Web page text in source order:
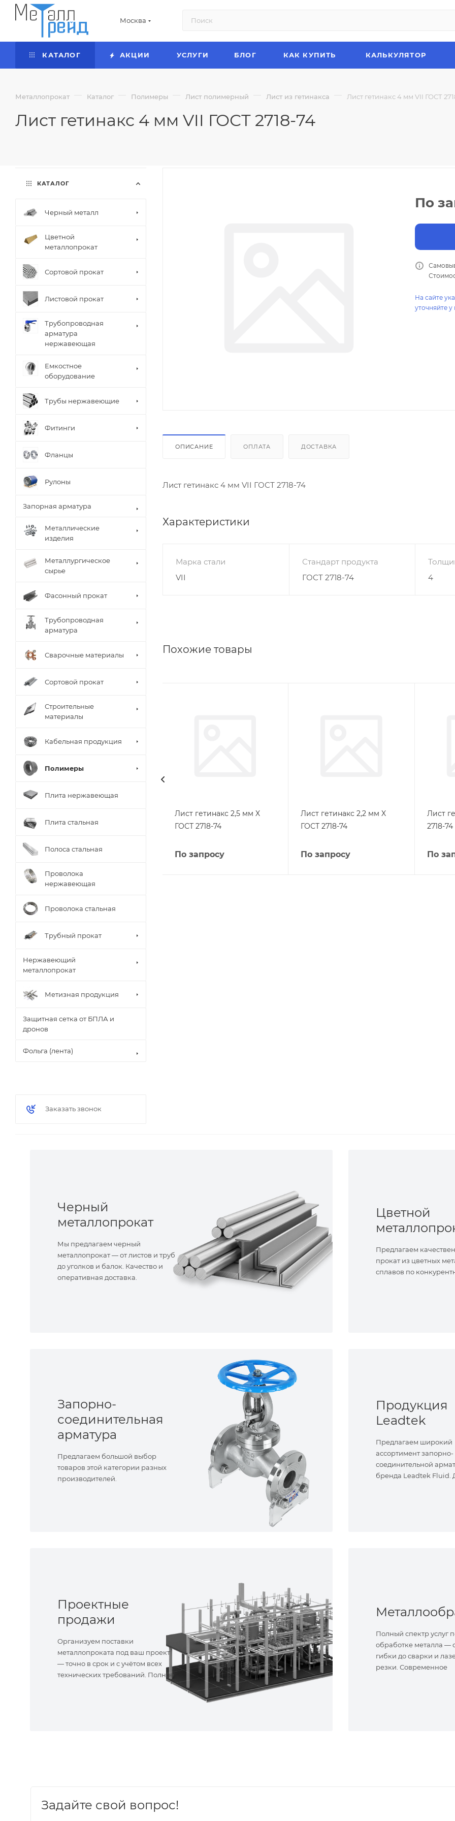
Москва
КАТАЛОГ АКЦИИ УСЛУГИ БЛОГ КАК КУПИТЬ КАЛЬКУЛЯТОР
Металлопрокат — Каталог — Полимеры — Лист полимерный — Лист из гетинакса — Лист гетинакс 4 мм VII ГОСТ
Лист гетинакс 4 мм VII ГОСТ 2718-74
По
На сайте
уточняйте
ОПИСАНИЕ ОПЛАТА ДОСТАВКА
Лист гетинакс 4 мм VII ГОСТ 2718-74
Характеристики
Марка стали
VII
Стандарт продукта
ГОСТ 2718-74
4
Похожие товары
Лист гетинакс 2,5 мм X
ГОСТ 2718-74
По запросу
Лист гетинакс 2,2 мм X
ГОСТ 2718-74
По запросу
Лист
2718-74
По
КАТАЛОГ
Черный металл
Цветной
металлопрокат
Сортовой прокат
Листовой прокат
Трубопроводная
арматура
нержавеющая
Емкостное
оборудование
Трубы нержавеющие
Фитинги
Фланцы
Рулоны
Запорная арматура
Металлические
изделия
Металлургическое
сырье
Фасонный прокат
Трубопроводная
арматура
Сварочные материалы
Сортовой прокат
Строительные
материалы
Кабельная продукция
Полимеры
Плита нержавеющая
Плита стальная
Полоса стальная
Проволока
нержавеющая
Проволока стальная
Трубный прокат
Нержавеющий
металлопрокат
Метизная продукция
Защитная сетка от БПЛА и
дронов
Фольга (лента)
Заказать звонок
Черный
металлопрокат
Мы предлагаем черный
металлопрокат — от листов и труб
до уголков и балок. Качество и
оперативная доставка.
Цветной
Предлагаем
прокат из цветных
сплавов по
Запорно-
соединительная
арматура
Предлагаем большой выбор
товаров этой категории разных
производителей.
Продукция
Leadtek
Предлагаем широкий
ассортимент запорно-
соединительной
бренда Leadtek Fluid.
Проектные
продажи
Организуем поставки
металлопроката под ваш проект
— точно в срок и с учётом всех
технических требований. Полное
Полный спектр услуг
обработке металла —
гибки до сварки и
резки. Современное
Задайте свой вопрос!